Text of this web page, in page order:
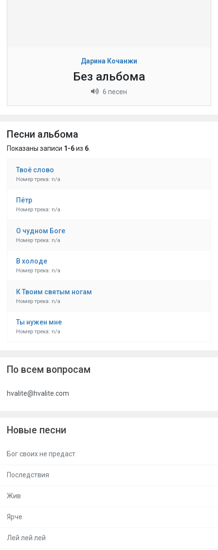
Дарина Кочанжи
Без альбома
6 песен
Песни альбома
Показаны записи 1-6из 6
Твоё слово
Номер трека: n/a
Пётр
Номер трека: n/a
О чудном Боге
Номер трека: n/a
В холоде
Номер трека: n/a
К Твоим святым ногам
Номер трека: n/a
Ты нужен мне
Номер трека: n/a
По всем вопросам
hvalite@hvalite.com
Новые песни
Бог своих не предаст
Последствия
Жив
Ярче
Лей лей лей